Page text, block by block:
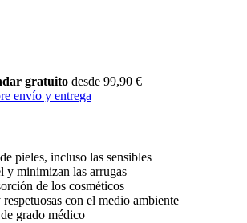
gratuito desde 99,90 €
envío y entrega
pieles, incluso las sensibles
y minimizan las arrugas
de los cosméticos
con el medio ambiente
grado médico